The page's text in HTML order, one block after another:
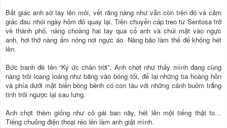
Bất giác anh sờ tay lên môi, vết răng nàng như vẫn còn trên đó và cảm
giác đau nhói ngày hôm đó quay lại. Trên chuyến cáp treo từ Sentosa trở
về thành phố, nàng choàng hai tay qua cổ anh và chúi mặt vào ngực
anh, hơi thở nàng ẩm nóng nơi ngực áo. Nàng bảo làm thế để không hét
lên.
Bức tranh đề tên “Ký ức chân trời”. Anh chợt như thấy mình đang cùng
nàng trôi loang loáng như băng vào bóng tối, để lại những tia hoàng hôn
và phía dưới mặt biển bồng bềnh có con tàu với những cánh buồm trắng
tinh trôi ngược lại sau lưng.
Anh chợt thèm giống như cô gái ban nãy, hét lên một tiếng thật to…
Tiếng chuông điện thoại réo lên làm anh giật mình.